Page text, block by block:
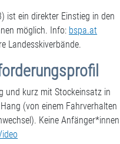
ist ein direkter Einstieg in den
möglich. Info: bspa.at
Landesskiverbände.
und kurz mit Stockeinsatz in
(von einem Fahrverhalten
Keine